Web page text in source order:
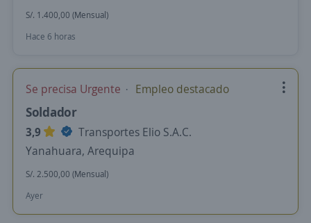
S/. 1.400,00 (Mensual)
Hace 6 horas
Se precisa Urgente Empleo destacado
Soldador
3,9
Transportes Elio S.A.C.
Yanahuara, Arequipa
S/. 2.500,00 (Mensual)
Ayer